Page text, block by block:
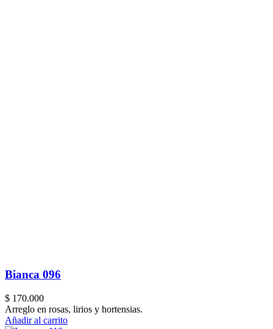
Bianca 096
$ 170.000
Arreglo en rosas, lirios y hortensias.
Añadir al carrito